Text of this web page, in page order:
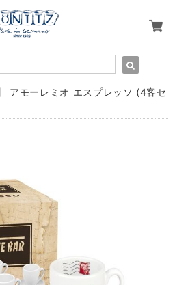
アモーレミオ エスプレッソ (4客セ